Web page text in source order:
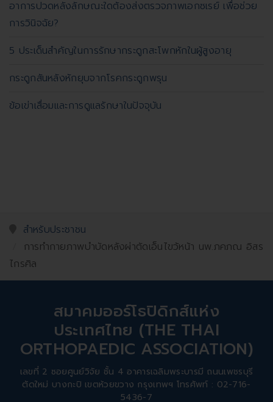
อาการปวดหลังลักษณะใดต้องส่งตรวจภาพเอกซเรย์ เพื่อช่วย
การวินิจฉัย?
5 ประเด็นสำคัญในการรักษากระดูกสะโพกหักในผู้สูงอายุ
กระดูกสันหลังหักยุบจากโรคกระดูกพรุน
ข้อเข่าเสื่อมและการดูแลรักษาในปัจจุบัน
สำหรับประชาชน
การทำกายภาพบำบัดหลังผ่าตัดเอ็นไขว้หน้า นพ.ภคภณ อิสร
ไกรศิล
สมาคมออร์โธปิดิกส์แห่ง
ประเทศไทย (THE THAI
ORTHOPAEDIC ASSOCIATION)
เลขที่ 2 ซอยศูนย์วิจัย ชั้น 4 อาคารเฉลิมพระบารมี ถนนเพชรบุรี
ตัดใหม่ บางกะปิ เขตห้วยขวาง กรุงเทพฯ โทรศัพท์ : 02-716-
5436-7